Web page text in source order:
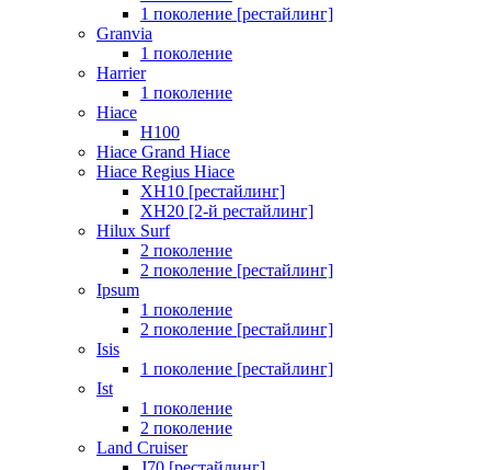
1 поколение [рестайлинг]
Granvia
1 поколение
Harrier
1 поколение
Hiace
H100
Hiace Grand Hiace
Hiace Regius Hiace
XH10 [рестайлинг]
XH20 [2-й рестайлинг]
Hilux Surf
2 поколение
2 поколение [рестайлинг]
Ipsum
1 поколение
2 поколение [рестайлинг]
Isis
1 поколение [рестайлинг]
Ist
1 поколение
2 поколение
Land Cruiser